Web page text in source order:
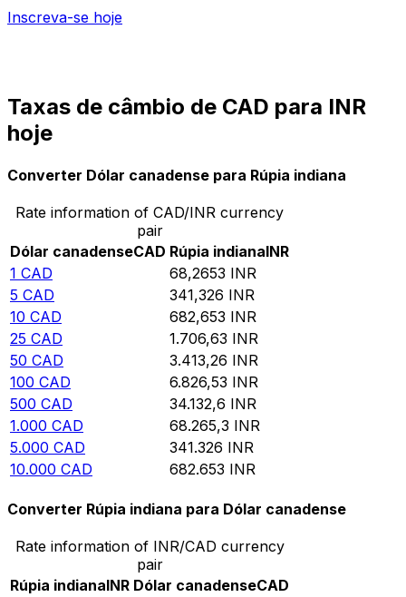
Inscreva-se hoje
Taxas de câmbio de CAD para INR
hoje
Converter Dólar canadense para Rúpia indiana
Rate information of CAD/INR currency
pair
Dólar canadenseCAD Rúpia indianaINR
1 CAD 68,2653 INR
5 CAD 341,326 INR
10 CAD 682,653 INR
25 CAD 1.706,63 INR
50 CAD 3.413,26 INR
100 CAD 6.826,53 INR
500 CAD 34.132,6 INR
1.000 CAD 68.265,3 INR
5.000 CAD 341.326 INR
10.000 CAD 682.653 INR
Converter Rúpia indiana para Dólar canadense
Rate information of INR/CAD currency
pair
Rúpia indianaINR Dólar canadenseCAD